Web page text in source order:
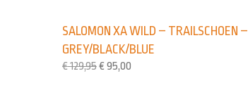
SALOMON XA WILD – TRAILSCHOEN –
GREY/BLACK/BLUE
€129,95€ 95,00